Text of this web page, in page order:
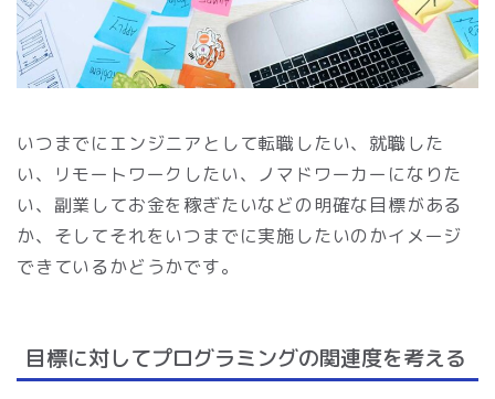
いつまでにエンジニアとして転職したい、就職した
い、リモートワークしたい、ノマドワーカーになりた
い、副業してお金を稼ぎたいなどの明確な目標がある
か、そしてそれをいつまでに実施したいのかイメージ
できているかどうかです。
目標に対してプログラミングの関連度を考える